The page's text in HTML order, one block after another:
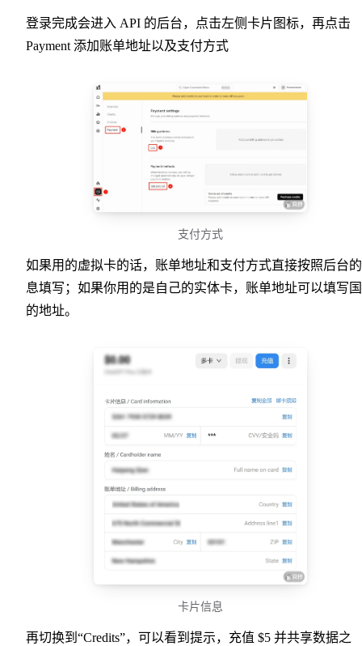
登录完成会进入 API 的后台，点击左侧卡片图标，再点击
Payment 添加账单地址以及支付方式
支付方式
如果用的虚拟卡的话，账单地址和支付方式直接按照后台
息填写；如果你用的是自己的实体卡，账单地址可以填写
的地址。
卡片信息
再切换到“Credits”，可以看到提示，充值 $5 并共享数据之